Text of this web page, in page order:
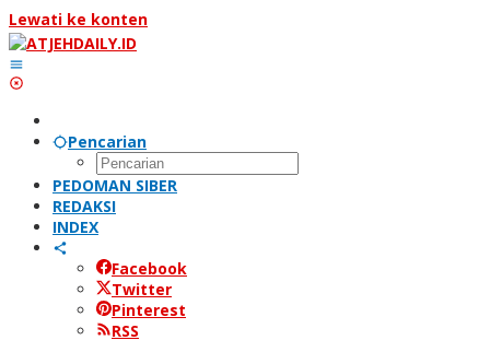
Lewati ke konten
Pencarian
PEDOMAN SIBER
REDAKSI
INDEX
Facebook
Twitter
Pinterest
RSS